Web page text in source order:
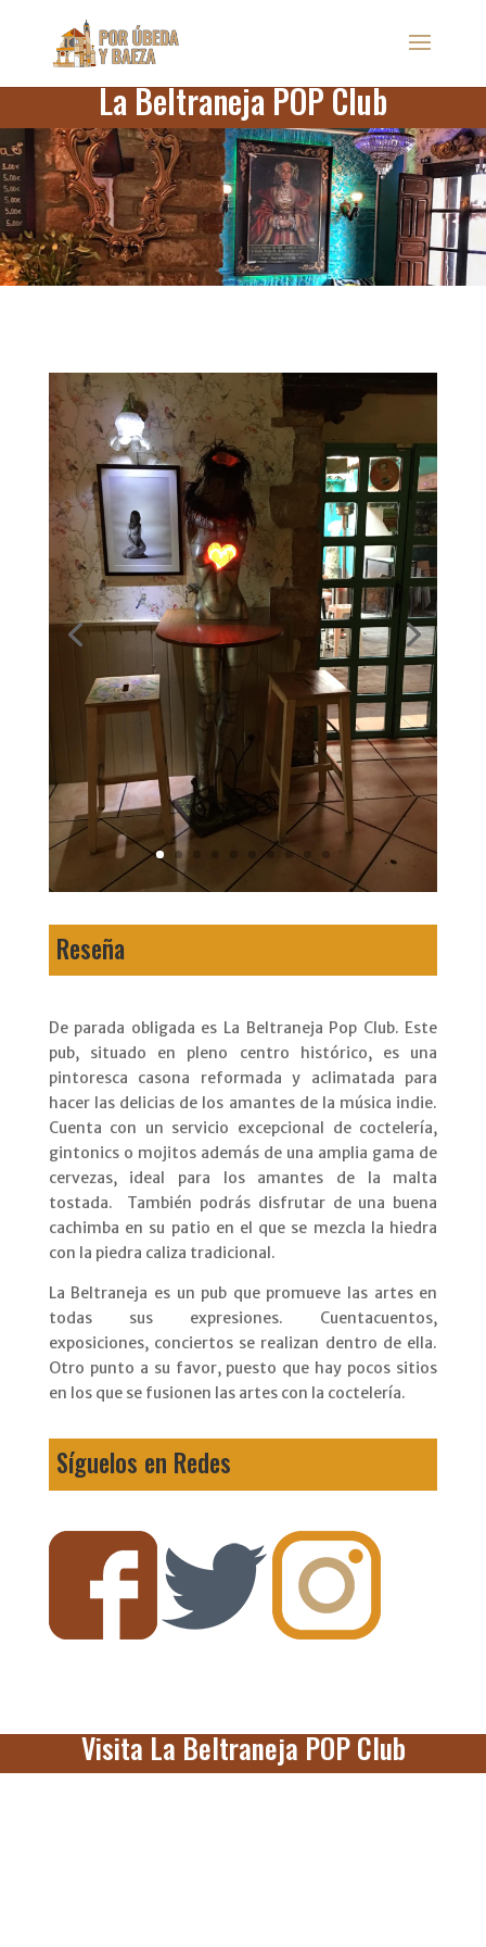
La Beltraneja POP Club
Reseña
De parada obligada es La Beltraneja Pop Club. Este
pub, situado en pleno centro histórico, es una
pintoresca casona reformada y aclimatada para
hacer las delicias de los amantes de la música indie.
Cuenta con un servicio excepcional de coctelería,
gintonics o mojitos además de una amplia gama de
cervezas, ideal para los amantes de la malta
tostada. También podrás disfrutar de una buena
cachimba en su patio en el que se mezcla la hiedra
con la piedra caliza tradicional.
La Beltraneja es un pub que promueve las artes en
todas sus expresiones. Cuentacuentos,
exposiciones, conciertos se realizan dentro de ella.
Otro punto a su favor, puesto que hay pocos sitios
en los que se fusionen las artes con la coctelería.
Síguelos en Redes
Visita La Beltraneja POP Club